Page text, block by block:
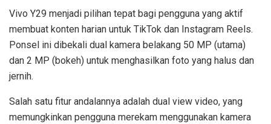
Vivo Y29 menjadi pilihan tepat bagi pengguna yang aktif
membuat konten harian untuk TikTok dan Instagram Reels.
Ponsel ini dibekali dual kamera belakang 50 MP (utama)
dan 2 MP (bokeh) untuk menghasilkan foto yang halus dan
jernih.
Salah satu fitur andalannya adalah dual view video, yang
memungkinkan pengguna merekam menggunakan kamera